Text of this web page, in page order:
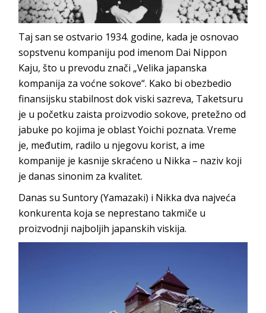
Taj san se ostvario 1934. godine, kada je osnovao
sopstvenu kompaniju pod imenom Dai Nippon
Kaju, što u prevodu znači „Velika japanska
kompanija za voćne sokove“. Kako bi obezbedio
finansijsku stabilnost dok viski sazreva, Taketsuru
je u početku zaista proizvodio sokove, pretežno od
jabuke po kojima je oblast Yoichi poznata. Vreme
je, međutim, radilo u njegovu korist, a ime
kompanije je kasnije skraćeno u Nikka – naziv koji
je danas sinonim za kvalitet.
Danas su Suntory (Yamazaki) i Nikka dva najveća
konkurenta koja se neprestano takmiče u
proizvodnji najboljih japanskih viskija.